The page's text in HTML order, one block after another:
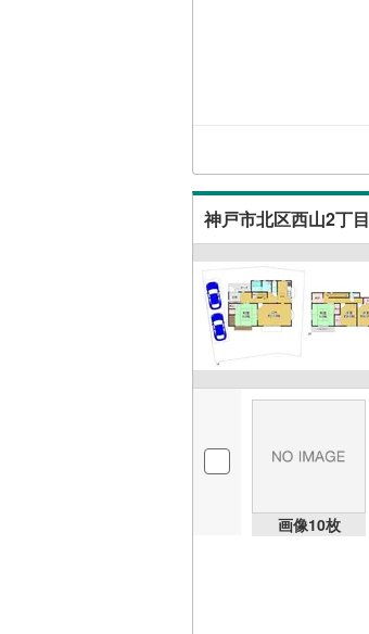
神戸市北区西山2丁目
画像10枚